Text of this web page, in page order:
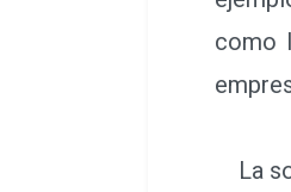
como
La